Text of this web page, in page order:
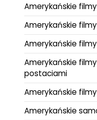
Amerykańskie filmy
Amerykańskie
Amerykańskie
Amerykańskie
postaciami
Amerykańskie
Amerykańskie